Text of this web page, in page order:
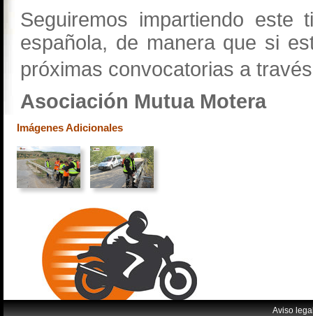
Seguiremos impartiendo
española, de manera que si
próximas convocatorias a
Asociación Mutua Motera
Imágenes Adicionales
Aviso